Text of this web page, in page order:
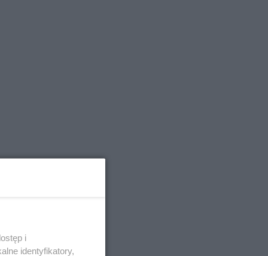
i
identyfikatory,